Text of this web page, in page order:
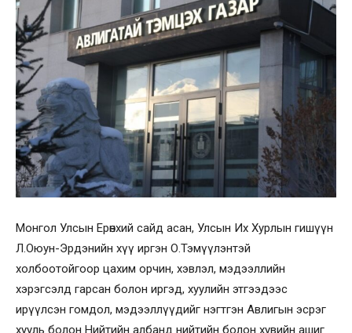
Монгол Улсын Ерөнхий сайд асан, Улсын Их Хурлын гишүүн
Л.Оюун-Эрдэнийн хүү иргэн О.Тэмүүлэнтэй
холбоотойгоор цахим орчин, хэвлэл, мэдээллийн
хэрэгсэлд гарсан болон иргэд, хуулийн этгээдээс
ирүүлсэн гомдол, мэдээллүүдийг нэгтгэн Авлигын эсрэг
хууль болон Нийтийн албанд нийтийн болон хувийн ашиг